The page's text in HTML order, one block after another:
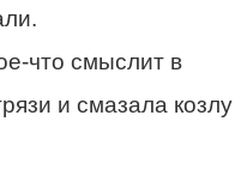
что смыслит в
и смазала козлу